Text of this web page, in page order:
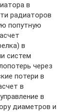
в
радиаторов
попутную
в
систем
через
потери в
в
в
диаметров и